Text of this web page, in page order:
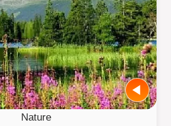
Nature